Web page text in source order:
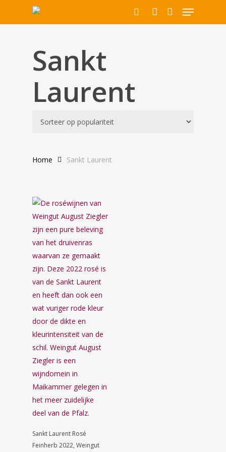
zoeken
searchaccount
Menu
Sankt
Laurent
Home Sankt Laurent
Toevoegen
Aan
Winkelwagen
Sankt Laurent Rosé
Feinherb 2022, Weingut